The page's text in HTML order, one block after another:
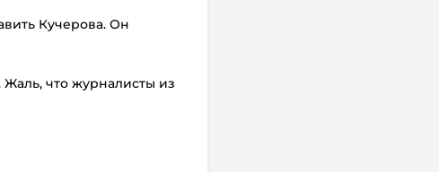
Кучерова. Он
что журналисты из